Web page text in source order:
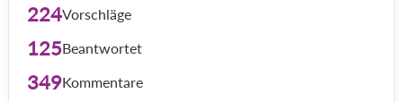
224Vorschläge
125Beantwortet
349Kommentare